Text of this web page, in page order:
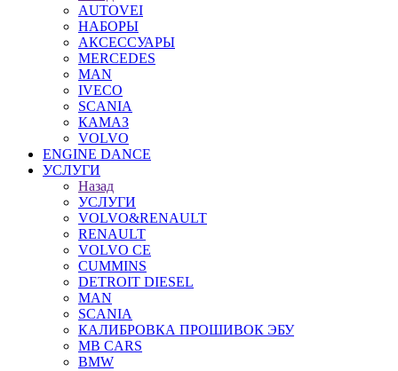
AUTOVEI
НАБОРЫ
АКСЕССУАРЫ
MERCEDES
MAN
IVECO
SCANIA
КАМАЗ
VOLVO
ENGINE DANCE
УСЛУГИ
Назад
УСЛУГИ
VOLVO&RENAULT
RENAULT
VOLVO CE
CUMMINS
DETROIT DIESEL
MAN
SCANIA
КАЛИБРОВКА ПРОШИВОК ЭБУ
MB CARS
BMW